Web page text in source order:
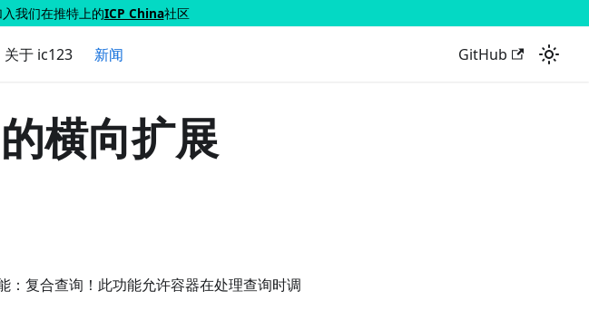
我们在推特上的ICP China社区
关于 ic123 新闻 GitHub
横向扩展
：复合查询！此功能允许容器在处理查询时调